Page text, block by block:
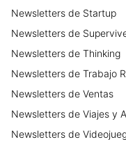
Newsletters de Startup
Newsletters de
Newsletters de Thinking
Newsletters de Trabajo
Newsletters de Ventas
Newsletters de Viajes y
Newsletters de